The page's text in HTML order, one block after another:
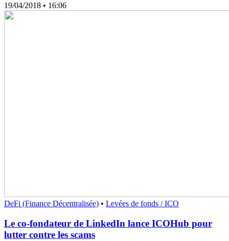
19/04/2018 • 16:06
DeFi (Finance Décentralisée) • Levées de fonds / ICO
Le co-fondateur de LinkedIn lance ICOHub pour
lutter contre les scams